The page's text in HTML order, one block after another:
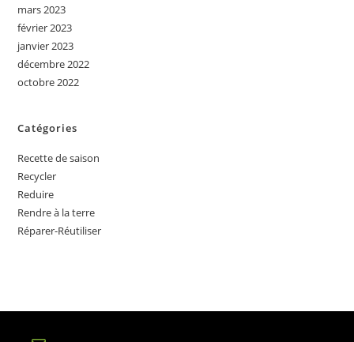
mars 2023
février 2023
janvier 2023
décembre 2022
octobre 2022
Catégories
Recette de saison
Recycler
Reduire
Rendre à la terre
Réparer-Réutiliser